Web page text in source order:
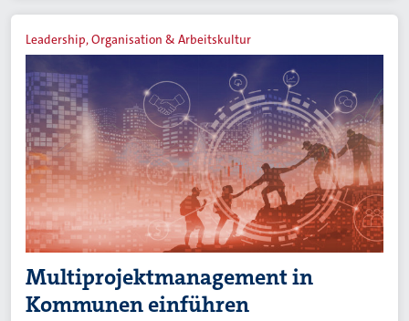
Leadership, Organisation & Arbeitskultur
Multiprojektmanagement in
Kommunen einführen